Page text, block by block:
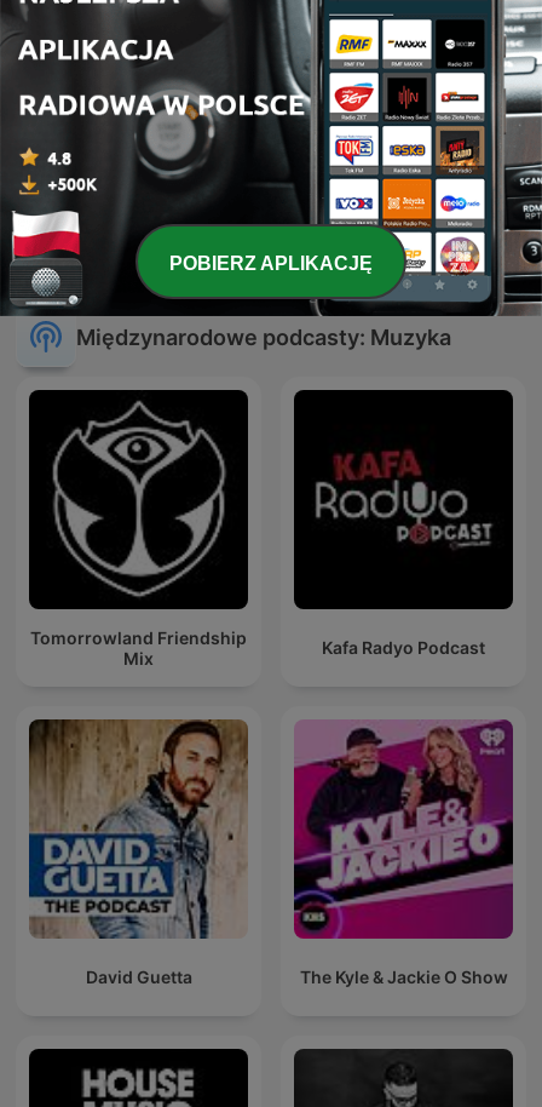
Trance Planet ATB Music
Międzynarodowe podcasty: Muzyka
Tomorrowland Friendship
Mix
Kafa Radyo Podcast
David Guetta The Kyle & Jackie O Show
POBIERZ APLIKACJĘ